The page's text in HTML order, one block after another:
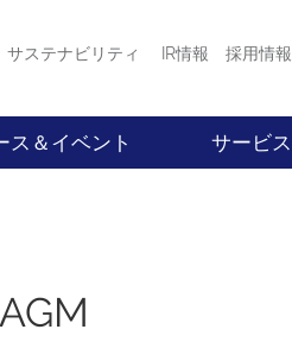
サステナビリティ IR情報 採用情報
ス＆イベント サービス